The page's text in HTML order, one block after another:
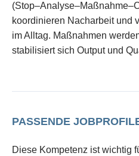
koordinieren Nacharbeit und
im Alltag. Maßnahmen
stabilisiert sich Output und
PASSENDE
Diese Kompetenz ist wichtig